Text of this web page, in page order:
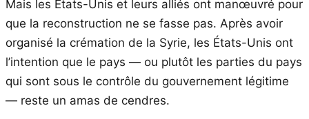
Mais les États-Unis et leurs alliés ont manœuvré pour
que la reconstruction ne se fasse pas. Après avoir
organisé la crémation de la Syrie, les États-Unis ont
l’intention que le pays — ou plutôt les parties du pays
qui sont sous le contrôle du gouvernement légitime
— reste un amas de cendres.